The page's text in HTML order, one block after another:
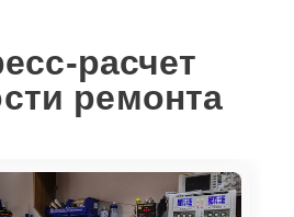
расчет
ремонта